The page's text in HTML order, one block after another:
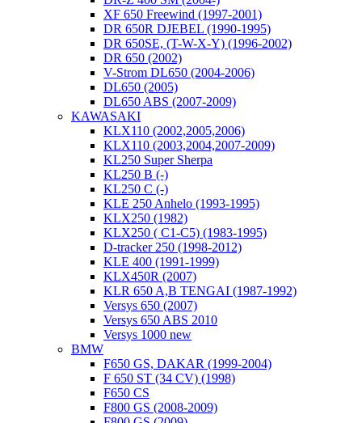
XF 650 Freewind (1997-2001)
DR 650R DJEBEL (1990-1995)
DR 650SE, (T-W-X-Y) (1996-2002)
DR 650 (2002)
V-Strom DL650 (2004-2006)
DL650 (2005)
DL650 ABS (2007-2009)
KAWASAKI
KLX110 (2002,2005,2006)
KLX110 (2003,2004,2007-2009)
KL250 Super Sherpa
KL250 B (-)
KL250 C (-)
KLE 250 Anhelo (1993-1995)
KLX250 (1982)
KLX250 ( C1-C5) (1983-1995)
D-tracker 250 (1998-2012)
KLE 400 (1991-1999)
KLX450R (2007)
KLR 650 A,B TENGAI (1987-1992)
Versys 650 (2007)
Versys 650 ABS 2010
Versys 1000 new
BMW
F650 GS, DAKAR (1999-2004)
F 650 ST (34 CV) (1998)
F650 CS
F800 GS (2008-2009)